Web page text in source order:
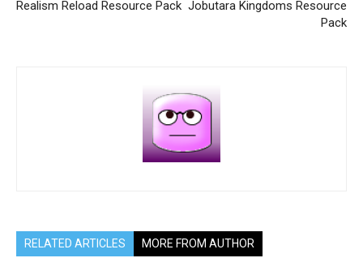
Realism Reload Resource Pack Jobutara Kingdoms Resource
Pack
RELATED ARTICLES MORE FROM AUTHOR